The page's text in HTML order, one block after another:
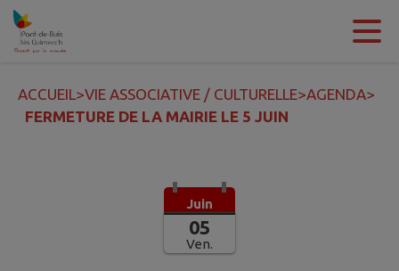
Contenu
ACCUEIL>VIE ASSOCIATIVE / CULTURELLE>AGENDA>
FERMETURE DE LA MAIRIE LE 5 JUIN
Juin
05
Ven.